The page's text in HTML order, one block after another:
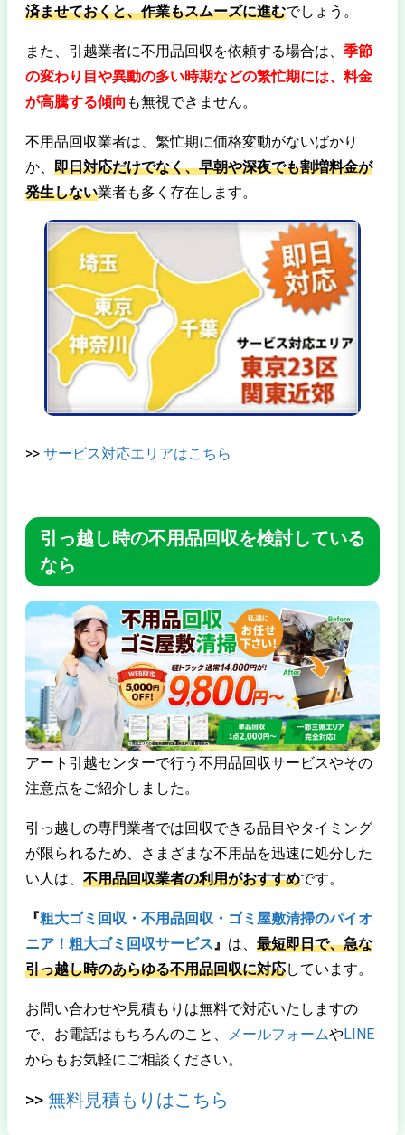
済ませておくと、作業もスムーズに進むでしょう。
また、引越業者に不用品回収を依頼する場合は、 季節
の変わり目や異動の多い時期などの繁忙期には、料金
が高騰する傾向 も無視できません。
不用品回収業者は、繁忙期に価格変動がないばかり
か、 即日対応だけでなく、早朝や深夜でも割増料金が
発生しない業者も多く存在します。
>> サービス対応エリアはこちら
引っ越し時の不用品回収を検討している
なら
アート引越センターで行う不用品回収サービスやその
注意点をご紹介しました。
引っ越しの専門業者では回収できる品目やタイミング
が限られるため、さまざまな不用品を迅速に処分した
い人は、 不用品回収業者の利用がおすすめです。
『粗大ゴミ回収・不用品回収・ゴミ屋敷清掃のパイオ
ニア！粗大ゴミ回収サービス』 は、 最短即日で、急な
引っ越し時のあらゆる不用品回収に対応しています。
お問い合わせや見積もりは無料で対応いたしますの
で、お電話はもちろんのこと、
メールフォームやLINE
からもお気軽にご相談ください。
>> 無料見積もりはこちら